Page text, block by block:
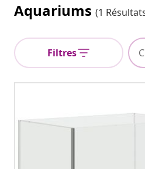
Aquariums (1
Filtres